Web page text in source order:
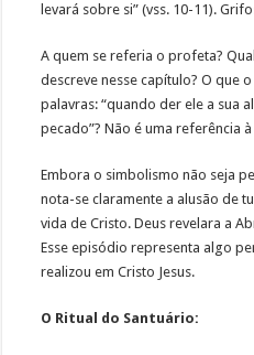
levará sobre si” (vss. 10-11).
A quem se referia o profeta?
descreve nesse capítulo? O que
palavras: “quando der ele a sua
pecado”? Não é uma referência
Embora o simbolismo não seja
nota-se claramente a alusão de
vida de Cristo. Deus revelara a
Esse episódio representa algo
realizou em Cristo Jesus.
O Ritual do Santuário: